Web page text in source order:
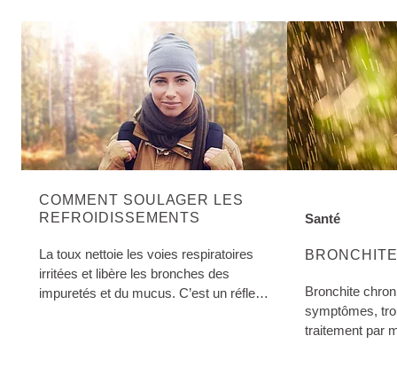
COMMENT SOULAGER LES
REFROIDISSEMENTS
La toux nettoie les voies respiratoires
irritées et libère les bronches des
impuretés et du mucus. C’est un réflexe
BRONCHITE
EN SAVOIR
Santé
Bronchite
symptômes,
traitement par